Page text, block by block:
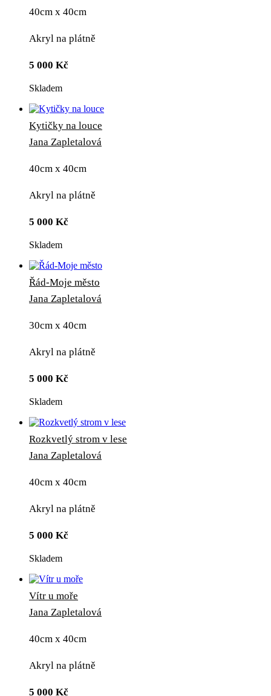
40cm x 40cm
Akryl na plátně
5 000 Kč
Skladem
Kytičky na louce
Jana Zapletalová
40cm x 40cm
Akryl na plátně
5 000 Kč
Skladem
Řád-Moje město
Jana Zapletalová
30cm x 40cm
Akryl na plátně
5 000 Kč
Skladem
Rozkvetlý strom v lese
Jana Zapletalová
40cm x 40cm
Akryl na plátně
5 000 Kč
Skladem
Vítr u moře
Jana Zapletalová
40cm x 40cm
Akryl na plátně
5 000 Kč